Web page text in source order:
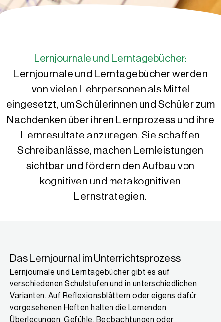
Lernjournale und Lerntagebücher:
Lernjournale und Lerntagebücher werden
von vielen Lehrpersonen als Mittel
eingesetzt, um Schülerinnen und Schüler zum
Nachdenken über ihren Lernprozess und ihre
Lernresultate anzuregen. Sie schaffen
Schreibanlässe, machen Lernleistungen
sichtbar und fördern den Aufbau von
kognitiven und metakognitiven
Lernstrategien.
Das Lernjournal im Unterrichtsprozess
Lernjournale und Lerntagebücher gibt es auf
verschiedenen Schulstufen und in unterschiedlichen
Varianten. Auf Reflexionsblättern oder eigens dafür
vorgesehenen Heften halten die Lernenden
Überlegungen, Gefühle, Beobachtungen oder